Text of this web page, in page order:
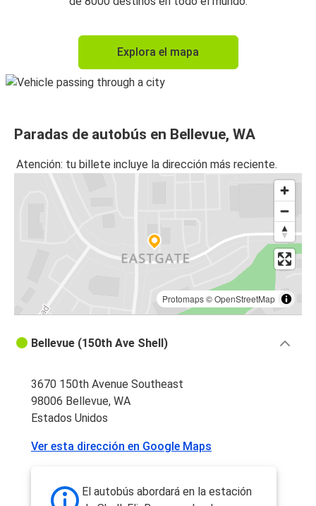
Explora el mapa
Paradas de autobús en Bellevue, WA
Atención: tu billete incluye la dirección más reciente.
Protomaps©OpenStreetMap
Bellevue (150th Ave Shell)
3670 150th Avenue Southeast
98006 Bellevue, WA
Estados Unidos
Ver esta dirección en Google Maps
El autobús abordará en la estación